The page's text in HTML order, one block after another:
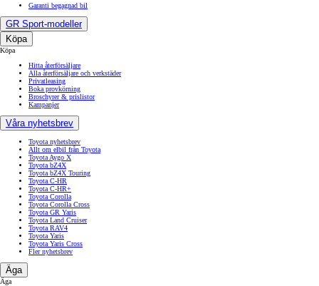
Garanti begagnad bil
GR Sport-modeller
Köpa
Köpa
Hitta återförsäljare
Alla återförsäljare och verkstäder
Privatleasing
Boka provkörning
Broschyrer & prislistor
Kampanjer
Våra nyhetsbrev
Toyota nyhetsbrev
Allt om elbil från Toyota
Toyota Aygo X
Toyota bZ4X
Toyota bZ4X Touring
Toyota C-HR
Toyota C-HR+
Toyota Corolla
Toyota Corolla Cross
Toyota GR Yaris
Toyota Land Cruiser
Toyota RAV4
Toyota Yaris
Toyota Yaris Cross
Fler nyhetsbrev
Äga
Äga